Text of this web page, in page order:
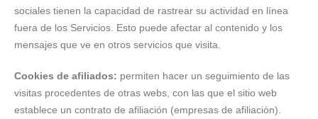
sociales tienen la capacidad de rastrear su actividad en línea
fuera de los Servicios. Esto puede afectar al contenido y los
mensajes que ve en otros servicios que visita.
Cookies de afiliados: permiten hacer un seguimiento de las
visitas procedentes de otras webs, con las que el sitio web
establece un contrato de afiliación (empresas de afiliación).